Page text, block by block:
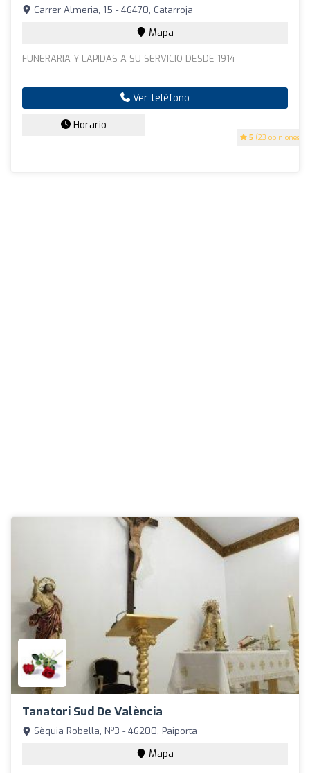
5 (23 opiniones)
Carrer Almeria, 15 - 46470, Catarroja
Mapa
FUNERARIA Y LAPIDAS A SU SERVICIO DESDE 1914
Ver teléfono
Horario
Tanatori Sud De València
Sèquia Robella, Nº3 - 46200, Paiporta
Mapa